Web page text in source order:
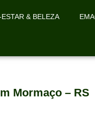
& BELEZA
Mormaço – RS